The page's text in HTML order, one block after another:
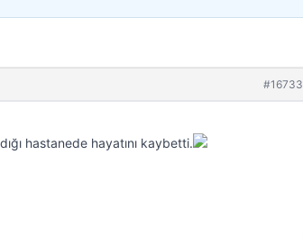
#16733
hastanede hayatını kaybetti.